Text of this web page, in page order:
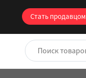
Стать продавцом